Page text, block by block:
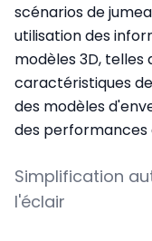
scénarios de
utilisation des
modèles 3D, telles
caractéristiques
des modèles
des performances
Simplification
l'éclair